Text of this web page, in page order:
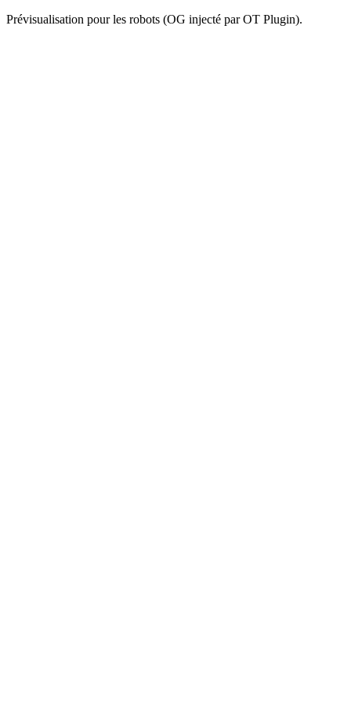
Prévisualisation pour les robots (OG injecté par OT Plugin).